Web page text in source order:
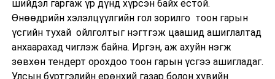
шийдэл гаргаж үр дүнд хүрсэн байх ёстой.
Өнөөдрийн хэлэлцүүлгийн гол зорилго тоон гарын
үсгийн тухай ойлголтыг нэгтгэж цаашид ашиглалтад
анхаарахад чиглэж байна. Иргэн, аж ахуйн нэгж
зөвхөн тендерт орохдоо тоон гарын үсгээ ашигладаг.
Улсын бүртгэлийн ерөнхий газар болон хувийн